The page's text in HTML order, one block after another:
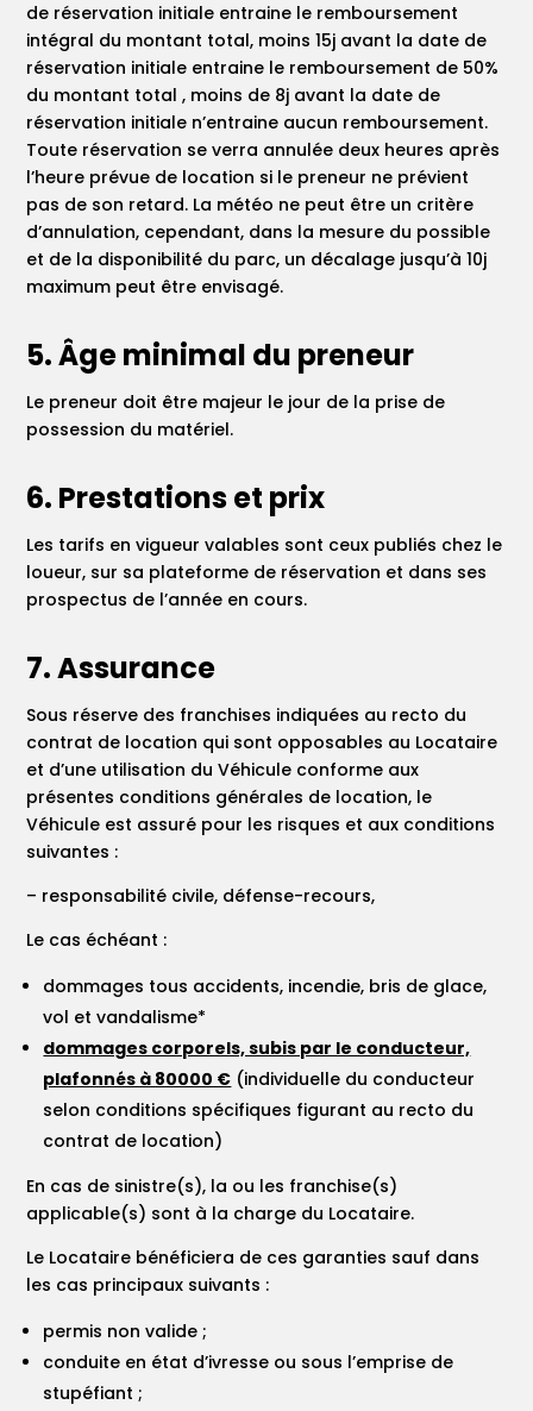
de réservation initiale entraine le remboursement
intégral du montant total, moins 15j avant la date de
réservation initiale entraine le remboursement de 50%
du montant total , moins de 8j avant la date de
réservation initiale n’entraine aucun remboursement.
Toute réservation se verra annulée deux heures après
l’heure prévue de location si le preneur ne prévient
pas de son retard. La météo ne peut être un critère
d’annulation, cependant, dans la mesure du possible
et de la disponibilité du parc, un décalage jusqu’à 10j
maximum peut être envisagé.
5. Âge minimal du preneur
Le preneur doit être majeur le jour de la prise de
possession du matériel.
6. Prestations et prix
Les tarifs en vigueur valables sont ceux publiés chez le
loueur, sur sa plateforme de réservation et dans ses
prospectus de l’année en cours.
7. Assurance
Sous réserve des franchises indiquées au recto du
contrat de location qui sont opposables au Locataire
et d’une utilisation du Véhicule conforme aux
présentes conditions générales de location, le
Véhicule est assuré pour les risques et aux conditions
suivantes :
– responsabilité civile, défense-recours,
Le cas échéant :
dommages tous accidents, incendie, bris de glace,
vol et vandalisme*
dommages corporels, subis par le conducteur,
plafonnés à 80000 € (individuelle du conducteur
selon conditions spécifiques figurant au recto du
contrat de location)
En cas de sinistre(s), la ou les franchise(s)
applicable(s) sont à la charge du Locataire.
Le Locataire bénéficiera de ces garanties sauf dans
les cas principaux suivants :
permis non valide ;
conduite en état d’ivresse ou sous l’emprise de
stupéfiant ;